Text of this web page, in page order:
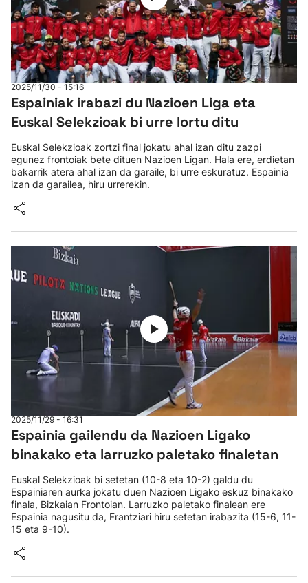
2025/11/30 - 15:16
Espainiak irabazi du Nazioen Liga eta
Euskal Selekzioak bi urre lortu ditu
Euskal Selekzioak zortzi final jokatu ahal izan ditu zazpi
egunez frontoiak bete dituen Nazioen Ligan. Hala ere, erdietan
bakarrik atera ahal izan da garaile, bi urre eskuratuz. Espainia
izan da garailea, hiru urrerekin.
2025/11/29 - 16:31
Espainia gailendu da Nazioen Ligako
binakako eta larruzko paletako finaletan
Euskal Selekzioak bi setetan (10-8 eta 10-2) galdu du
Espainiaren aurka jokatu duen Nazioen Ligako eskuz binakako
finala, Bizkaian Frontoian. Larruzko paletako finalean ere
Espainia nagusitu da, Frantziari hiru setetan irabazita (15-6, 11-
15 eta 9-10).